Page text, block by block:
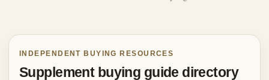
INDEPENDENT BUYING RESOURCES
Supplement buying guide directory